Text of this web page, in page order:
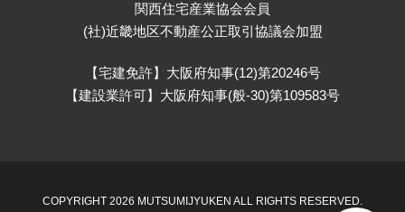
関西住宅産業協会会員
(社)近畿地区不動産公正取引協議会加盟
【宅建免許】大阪府知事(12)第20246号
【建設業許可】大阪府知事(般-30)第109583号
COPYRIGHT 2026 MUTSUMIJYUKEN ALL RIGHTS RESERVED.